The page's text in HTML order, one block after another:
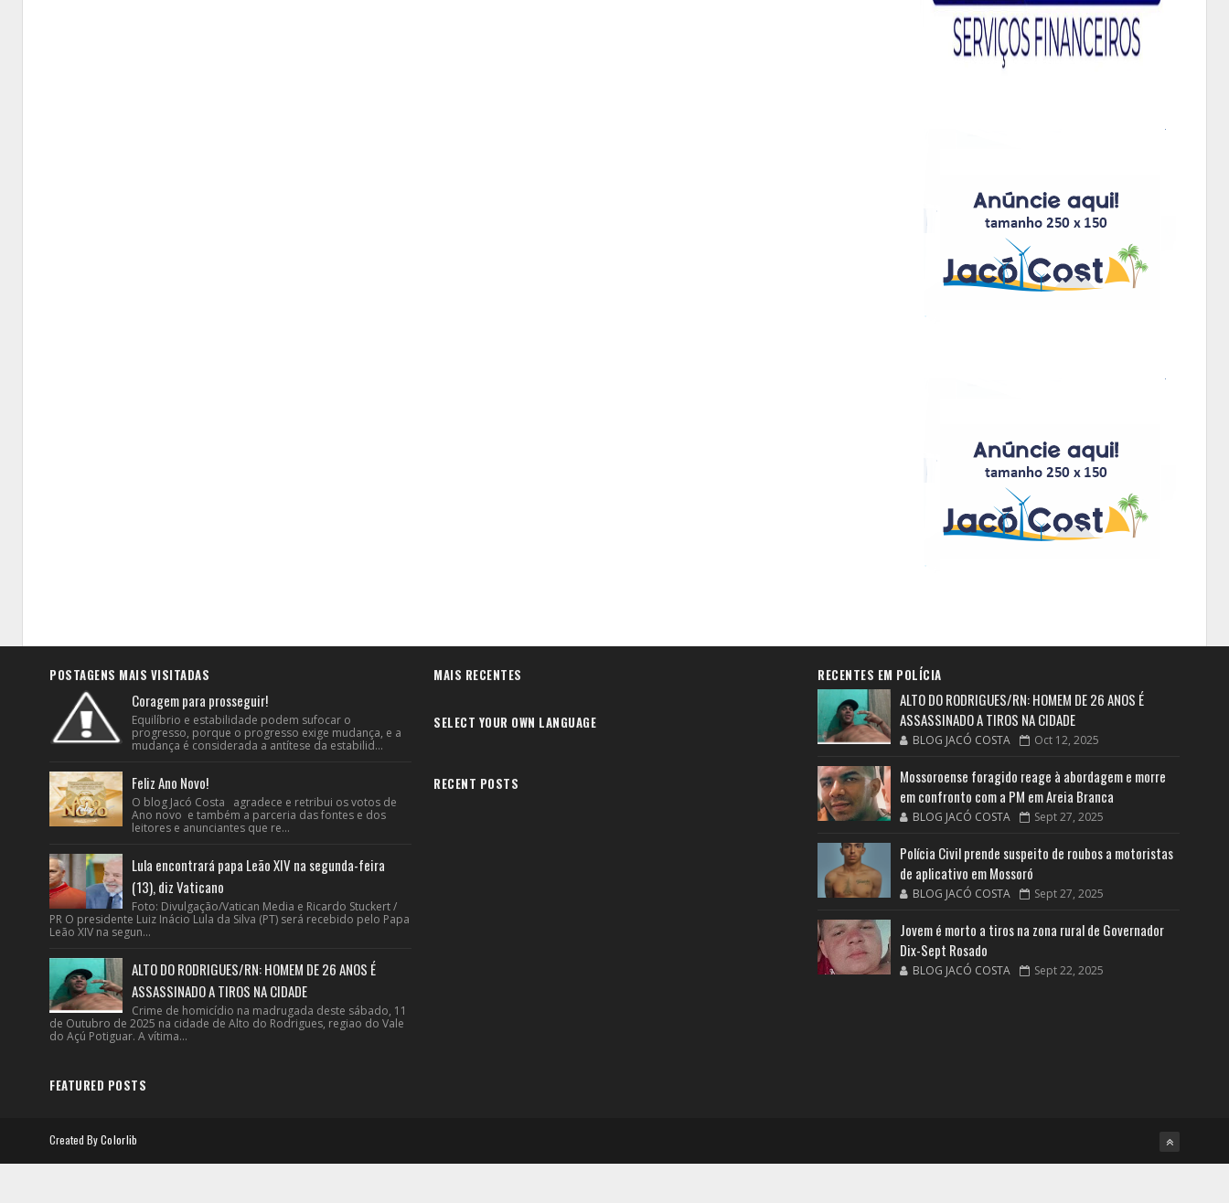
POSTAGENS MAIS VISITADAS
Coragem para prosseguir!
Equilíbrio e estabilidade podem sufocar o
progresso, porque o progresso exige mudança, e a
mudança é considerada a antítese da estabilid...
Feliz Ano Novo!
O blog Jacó Costa agradece e retribui os votos de
Ano novo e também a parceria das fontes e dos
leitores e anunciantes que re...
Lula encontrará papa Leão XIV na segunda-feira
(13), diz Vaticano
Foto: Divulgação/Vatican Media e Ricardo Stuckert /
PR O presidente Luiz Inácio Lula da Silva (PT) será recebido pelo Papa
Leão XIV na segun...
ALTO DO RODRIGUES/RN: HOMEM DE 26 ANOS É
ASSASSINADO A TIROS NA CIDADE
Crime de homicídio na madrugada deste sábado, 11
de Outubro de 2025 na cidade de Alto do Rodrigues, regiao do Vale
do Açú Potiguar. A vítima...
FEATURED POSTS
MAIS RECENTES
SELECT YOUR OWN LANGUAGE
RECENT POSTS
RECENTES EM POLÍCIA
ALTO DO RODRIGUES/RN: HOMEM DE 26 ANOS É
ASSASSINADO A TIROS NA CIDADE
BLOG JACÓ COSTA Oct 12, 2025
Mossoroense foragido reage à abordagem e morre
em confronto com a PM em Areia Branca
BLOG JACÓ COSTA Sept 27, 2025
Polícia Civil prende suspeito de roubos a motoristas
de aplicativo em Mossoró
BLOG JACÓ COSTA Sept 27, 2025
Jovem é morto a tiros na zona rural de Governador
Dix-Sept Rosado
BLOG JACÓ COSTA Sept 22, 2025
Created ByColorlib